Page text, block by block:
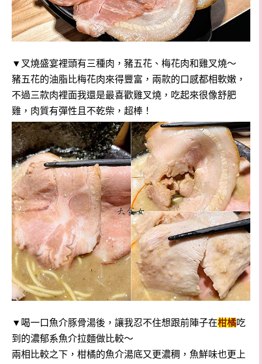
▼叉燒盛宴裡頭有三種肉，豬五花、梅花肉和雞叉燒～
豬五花的油脂比梅花肉來得豐富，兩款的口感都相軟嫩，
不過三款肉裡面我還是最喜歡雞叉燒，吃起來很像舒肥
雞，肉質有彈性且不乾柴，超棒！
▼喝一口魚介豚骨湯後，讓我忍不住想跟前陣子在柑橘吃
到的濃郁系魚介拉麵做比較～
兩相比較之下，柑橘的魚介湯底又更濃稠，魚鮮味也更上